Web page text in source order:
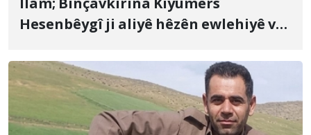
Îlam; Binçavkirina Kiyûmers
Hesenbêygî ji aliyê hêzên ewlehiyê ve